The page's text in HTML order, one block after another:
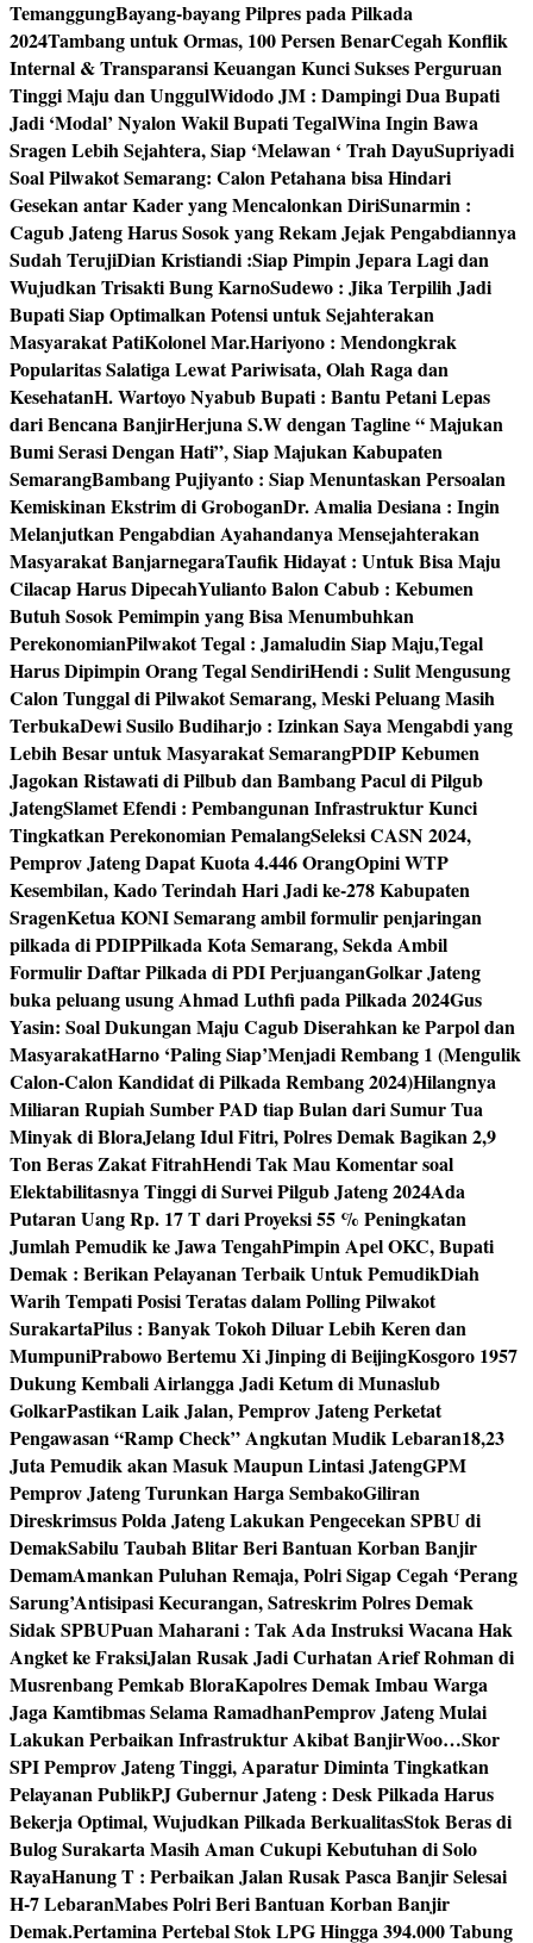
TemanggungBayang-bayang Pilpres pada Pilkada
2024Tambang untuk Ormas, 100 Persen BenarCegah Konflik
Internal & Transparansi Keuangan Kunci Sukses Perguruan
Tinggi Maju dan UnggulWidodo JM : Dampingi Dua Bupati
Jadi ‘Modal’ Nyalon Wakil Bupati TegalWina Ingin Bawa
Sragen Lebih Sejahtera, Siap ‘Melawan ‘ Trah DayuSupriyadi
Soal Pilwakot Semarang: Calon Petahana bisa Hindari
Gesekan antar Kader yang Mencalonkan DiriSunarmin :
Cagub Jateng Harus Sosok yang Rekam Jejak Pengabdiannya
Sudah TerujiDian Kristiandi :Siap Pimpin Jepara Lagi dan
Wujudkan Trisakti Bung KarnoSudewo : Jika Terpilih Jadi
Bupati Siap Optimalkan Potensi untuk Sejahterakan
Masyarakat PatiKolonel Mar.Hariyono : Mendongkrak
Popularitas Salatiga Lewat Pariwisata, Olah Raga dan
KesehatanH. Wartoyo Nyabub Bupati : Bantu Petani Lepas
dari Bencana BanjirHerjuna S.W dengan Tagline “ Majukan
Bumi Serasi Dengan Hati”, Siap Majukan Kabupaten
SemarangBambang Pujiyanto : Siap Menuntaskan Persoalan
Kemiskinan Ekstrim di GroboganDr. Amalia Desiana : Ingin
Melanjutkan Pengabdian Ayahandanya Mensejahterakan
Masyarakat BanjarnegaraTaufik Hidayat : Untuk Bisa Maju
Cilacap Harus DipecahYulianto Balon Cabub : Kebumen
Butuh Sosok Pemimpin yang Bisa Menumbuhkan
PerekonomianPilwakot Tegal : Jamaludin Siap Maju,Tegal
Harus Dipimpin Orang Tegal SendiriHendi : Sulit Mengusung
Calon Tunggal di Pilwakot Semarang, Meski Peluang Masih
TerbukaDewi Susilo Budiharjo : Izinkan Saya Mengabdi yang
Lebih Besar untuk Masyarakat SemarangPDIP Kebumen
Jagokan Ristawati di Pilbub dan Bambang Pacul di Pilgub
JatengSlamet Efendi : Pembangunan Infrastruktur Kunci
Tingkatkan Perekonomian PemalangSeleksi CASN 2024,
Pemprov Jateng Dapat Kuota 4.446 OrangOpini WTP
Kesembilan, Kado Terindah Hari Jadi ke-278 Kabupaten
SragenKetua KONI Semarang ambil formulir penjaringan
pilkada di PDIPPilkada Kota Semarang, Sekda Ambil
Formulir Daftar Pilkada di PDI PerjuanganGolkar Jateng
buka peluang usung Ahmad Luthfi pada Pilkada 2024Gus
Yasin: Soal Dukungan Maju Cagub Diserahkan ke Parpol dan
MasyarakatHarno ‘Paling Siap’Menjadi Rembang 1 (Mengulik
Calon-Calon Kandidat di Pilkada Rembang 2024)Hilangnya
Miliaran Rupiah Sumber PAD tiap Bulan dari Sumur Tua
Minyak di BloraJelang Idul Fitri, Polres Demak Bagikan 2,9
Ton Beras Zakat FitrahHendi Tak Mau Komentar soal
Elektabilitasnya Tinggi di Survei Pilgub Jateng 2024Ada
Putaran Uang Rp. 17 T dari Proyeksi 55 % Peningkatan
Jumlah Pemudik ke Jawa TengahPimpin Apel OKC, Bupati
Demak : Berikan Pelayanan Terbaik Untuk PemudikDiah
Warih Tempati Posisi Teratas dalam Polling Pilwakot
SurakartaPilus : Banyak Tokoh Diluar Lebih Keren dan
MumpuniPrabowo Bertemu Xi Jinping di BeijingKosgoro 1957
Dukung Kembali Airlangga Jadi Ketum di Munaslub
GolkarPastikan Laik Jalan, Pemprov Jateng Perketat
Pengawasan “Ramp Check” Angkutan Mudik Lebaran18,23
Juta Pemudik akan Masuk Maupun Lintasi JatengGPM
Pemprov Jateng Turunkan Harga SembakoGiliran
Direskrimsus Polda Jateng Lakukan Pengecekan SPBU di
DemakSabilu Taubah Blitar Beri Bantuan Korban Banjir
DemamAmankan Puluhan Remaja, Polri Sigap Cegah ‘Perang
Sarung’Antisipasi Kecurangan, Satreskrim Polres Demak
Sidak SPBUPuan Maharani : Tak Ada Instruksi Wacana Hak
Angket ke FraksiJalan Rusak Jadi Curhatan Arief Rohman di
Musrenbang Pemkab BloraKapolres Demak Imbau Warga
Jaga Kamtibmas Selama RamadhanPemprov Jateng Mulai
Lakukan Perbaikan Infrastruktur Akibat BanjirWoo…Skor
SPI Pemprov Jateng Tinggi, Aparatur Diminta Tingkatkan
Pelayanan PublikPJ Gubernur Jateng : Desk Pilkada Harus
Bekerja Optimal, Wujudkan Pilkada BerkualitasStok Beras di
Bulog Surakarta Masih Aman Cukupi Kebutuhan di Solo
RayaHanung T : Perbaikan Jalan Rusak Pasca Banjir Selesai
H-7 LebaranMabes Polri Beri Bantuan Korban Banjir
Demak.Pertamina Pertebal Stok LPG Hingga 394.000 Tabung